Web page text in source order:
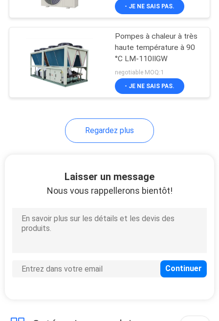
Pompe à chaleur
d'inverseur de C.C
Chauffage et pompe
refroidissement
chaleur de
- JE NE SAIS PAS.
Pompes à chaleur à très
haute température à 90
°C LM-110IIGW
negotiable MOQ:1
- JE NE SAIS PAS.
Regardez plus
Laisser un message
Nous vous rappellerons bientôt!